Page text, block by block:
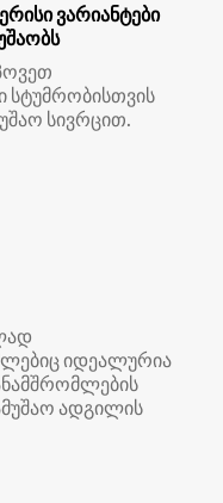
ვარიანტები
სტუმრობისთვის
სივრცით.
იდეალურია
ადგილის